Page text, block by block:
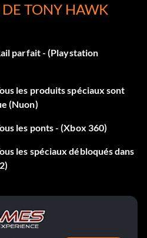
code.
Kid:
code.
TONY HAWK
parfait - (Playstation
les produits spéciaux sont
(Nuon)
les ponts - (Xbox 360)
les spéciaux débloqués dans